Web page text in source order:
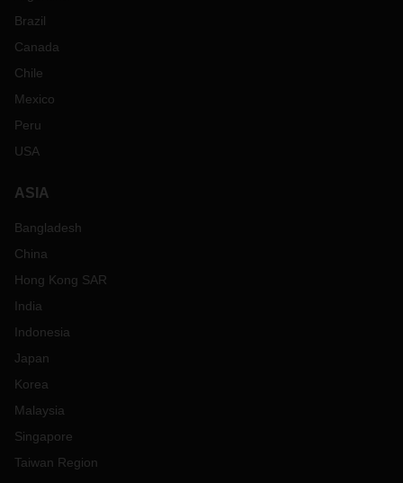
Brazil
Canada
Chile
Mexico
Peru
USA
ASIA
Bangladesh
China
Hong Kong SAR
India
Indonesia
Japan
Korea
Malaysia
Singapore
Taiwan Region